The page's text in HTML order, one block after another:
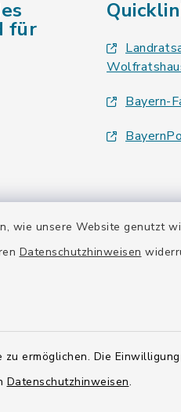
wie unsere Website genutzt
Datenschutzhinweisen
ermöglichen. Die
Datenschutzhinweisen.
für
Bayern-